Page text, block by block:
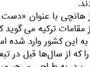
هانچی با عنوان
مقامات ترکیه می
به این کشور وارد شده
که از سال‌ها قبل در